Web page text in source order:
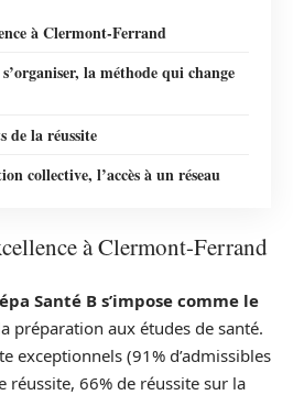
à Clermont-Ferrand
la méthode qui change
de la réussite
collective, l’accès à un réseau
à Clermont-Ferrand
Santé B s’impose comme le
préparation aux études de santé.
exceptionnels (91% d’admissibles
réussite, 66% de réussite sur la